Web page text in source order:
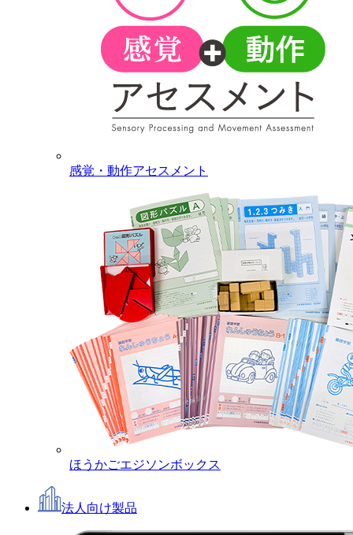
感覚・動作アセスメント
ほうかごエジソンボックス
法人向け製品